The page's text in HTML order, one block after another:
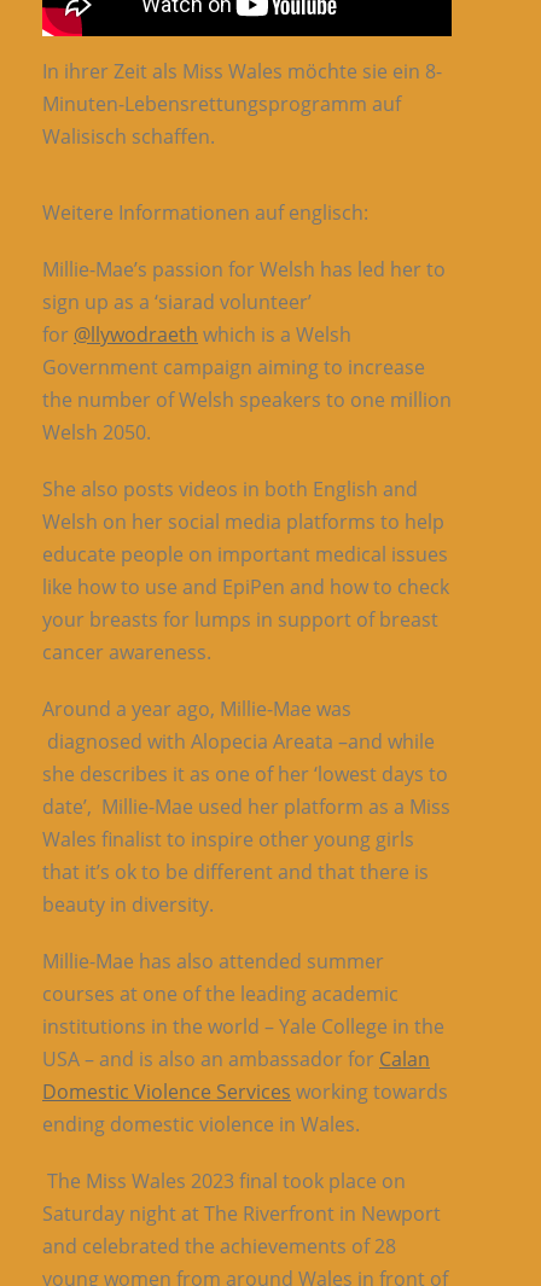
In ihrer Zeit als Miss Wales möchte sie ein 8-
Minuten-Lebensrettungsprogramm auf
Walisisch schaffen.
Weitere Informationen auf englisch:
Millie-Mae’s passion for Welsh has led her to
sign up as a ‘siarad volunteer’
for @llywodraeth which is a Welsh
Government campaign aiming to increase
the number of Welsh speakers to one million
Welsh 2050.
She also posts videos in both English and
Welsh on her social media platforms to help
educate people on important medical issues
like how to use and EpiPen and how to check
your breasts for lumps in support of breast
cancer awareness.
Around a year ago, Millie-Mae was
diagnosed with Alopecia Areata –and while
she describes it as one of her ‘lowest days to
date’, Millie-Mae used her platform as a Miss
Wales finalist to inspire other young girls
that it’s ok to be different and that there is
beauty in diversity.
Millie-Mae has also attended summer
courses at one of the leading academic
institutions in the world – Yale College in the
USA – and is also an ambassador for Calan
Domestic Violence Services working towards
ending domestic violence in Wales.
The Miss Wales 2023 final took place on
Saturday night at The Riverfront in Newport
and celebrated the achievements of 28
young women from around Wales in front of